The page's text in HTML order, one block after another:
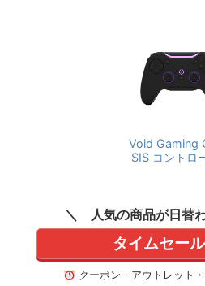
Void Gaming
SIS コントロ
TMR 10個のカ
ボタン ゲーム
ローラー ゲー
コントロー
人気の商品が日替
タイムセー
クーポン・アウトレット